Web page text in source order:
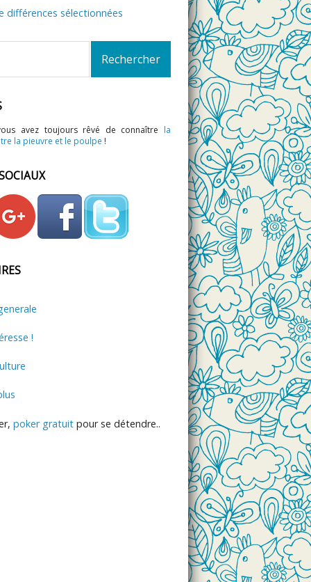
différences sélectionnées
avez toujours rêvé de connaître la
la pieuvre et le poulpe !
!
poker gratuit pour se détendre..